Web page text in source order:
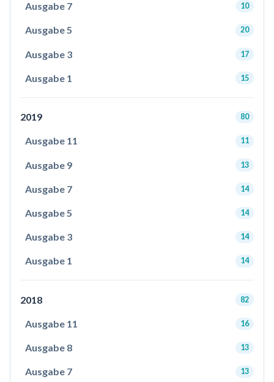
Ausgabe 7 10
Ausgabe 5 20
Ausgabe 3 17
Ausgabe 1 15
2019 80
Ausgabe 11 11
Ausgabe 9 13
Ausgabe 7 14
Ausgabe 5 14
Ausgabe 3 14
Ausgabe 1 14
2018 82
Ausgabe 11 16
Ausgabe 8 13
Ausgabe 7 13